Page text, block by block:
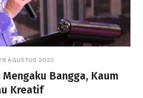
AGUSTUS 2023
Bangga, Kaum
Kreatif